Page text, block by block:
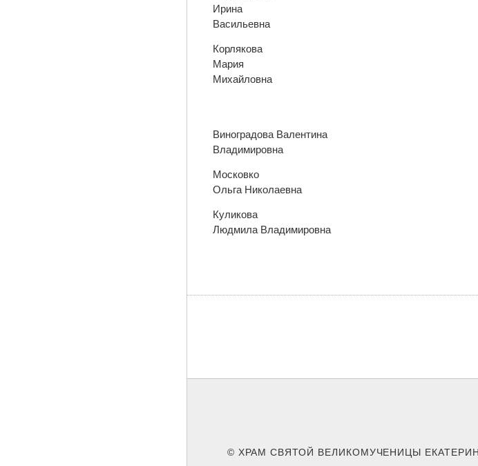
Ирина
Васильевна
Корлякова
Мария
Михайловна
Виноградова Валентина
Владимировна
Московко
Ольга Николаевна
Куликова
Людмила Владимировна
© ХРАМ СВЯТОЙ ВЕЛИКОМУЧЕНИЦЫ